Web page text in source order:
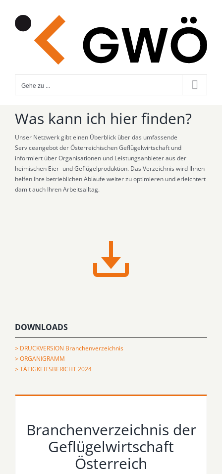
springen
Gehe zu ...
Was kann ich hier finden?
Unser Netzwerk gibt einen Überblick über das umfassende
Serviceangebot der Österreichischen Geflügelwirtschaft und
informiert über Organisationen und Leistungsanbieter aus der
heimischen Eier- und Geflügelproduktion. Das Verzeichnis wird Ihnen
helfen Ihre betrieblichen Abläufe weiter zu optimieren und erleichtert
damit auch Ihren Arbeitsalltag.
DOWNLOADS
> DRUCKVERSION Branchenverzeichnis
> ORGANIGRAMM
> TÄTIGKEITSBERICHT 2024
Branchenverzeichnis der
Geflügelwirtschaft
Österreich